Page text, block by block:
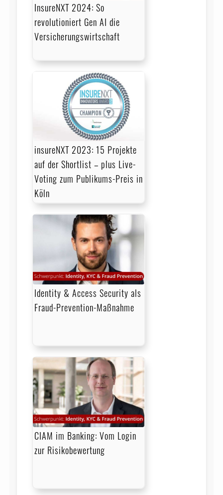
InsureNXT 2024: So
revolutioniert Gen AI die
Versicherungswirtschaft
insureNXT 2023: 15 Projekte
auf der Shortlist – plus Live-
Voting zum Publikums-Preis in
Köln
Identity & Access Security als
Fraud-Prevention-Maßnahme
CIAM im Banking: Vom Login
zur Risikobewertung